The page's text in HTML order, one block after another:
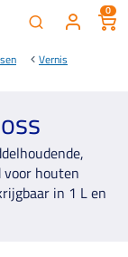
0
Vernis
voor houten
in 1 L en